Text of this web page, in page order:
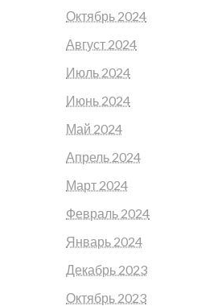
Октябрь 2024
Август 2024
Июль 2024
Июнь 2024
Май 2024
Апрель 2024
Март 2024
Февраль 2024
Январь 2024
Декабрь 2023
Октябрь 2023